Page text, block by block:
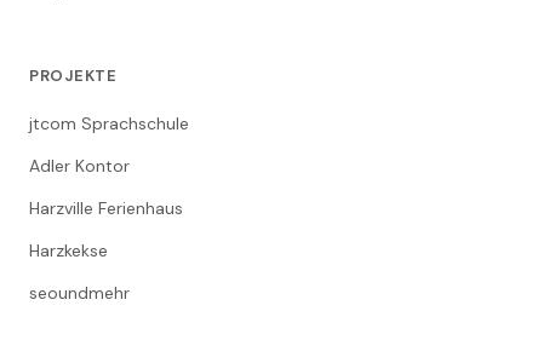
PROJEKTE
jtcom Sprachschule
Adler Kontor
Harzville Ferienhaus
Harzkekse
seoundmehr